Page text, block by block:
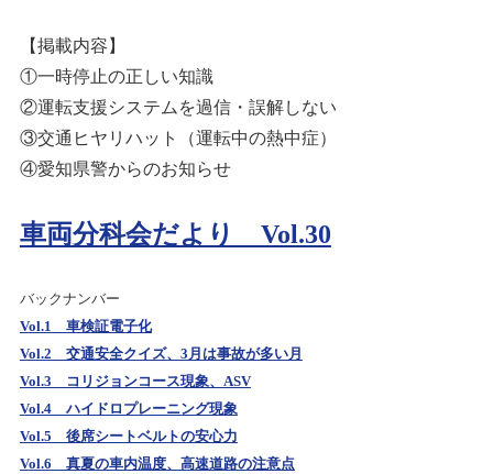
【掲載内容】
①一時停止の正しい知識
②運転支援システムを過信・誤解しない
③交通ヒヤリハット（運転中の熱中症）
④愛知県警からのお知らせ
車両分科会だより Vol.30
バックナンバー
Vol.1 車検証電子化
Vol.2 交通安全クイズ、3月は事故が多い月
Vol.3 コリジョンコース現象、ASV
Vol.4 ハイドロプレーニング現象
Vol.5 後席シートベルトの安心力
Vol.6 真夏の車内温度、高速道路の注意点